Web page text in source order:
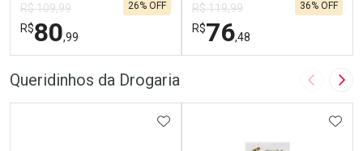
R$ 109,99
R$80,99
26% OFF
R$ 119,99
R$76,48
36% OFF
Queridinhos da Drogaria Imagem
ADICIONAR AOS FAVORITOS